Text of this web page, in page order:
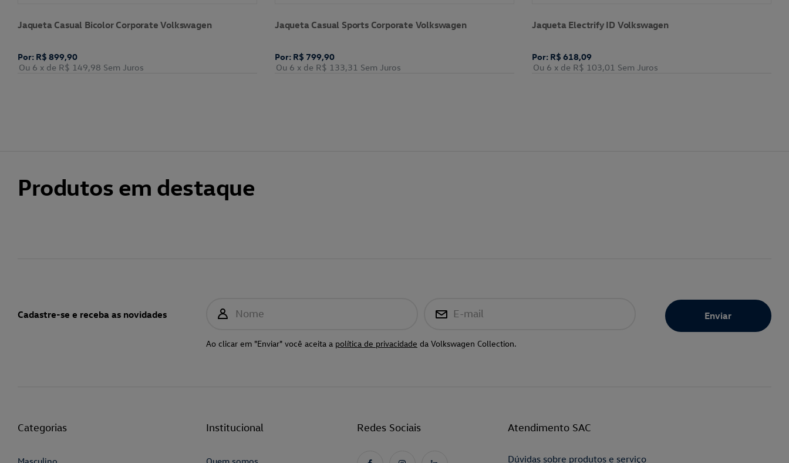
Jaqueta Casual Bicolor Corporate Volkswagen
Por: R$ 899,90
Ou 6 x de R$ 149,98 Sem Juros
Jaqueta Casual Sports Corporate Volkswagen
Por: R$ 799,90
Ou 6 x de R$ 133,31 Sem Juros
Jaqueta Electrify ID Volkswagen
Por: R$ 618,09
Ou 6 x de R$ 103,01 Sem Juros
Produtos em destaque
Cadastre-se e receba as novidades Nome E-mail
Ao clicar em "Enviar" você aceita a política de privacidade da Volkswagen Collection.
Categorias Institucional Redes Sociais Atendimento SAC
Dúvidas sobre produtos e serviço